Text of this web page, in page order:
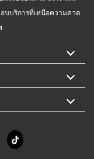
บบริการที่เหนือความคาด